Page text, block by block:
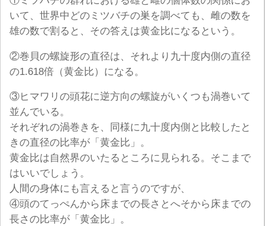
いて、世界中どのミツバチの巣を調べても、雌の数を
雄の数で割ると、その答えは黄金比になるという。
②巻貝の螺旋形の直径は、それより九十度内側の直径
の1.618倍（黄金比）になる。
③ヒマワリの頭花に逆方向の螺旋がいくつも渦巻いて
並んでいる。
それぞれの渦巻きを、同様に九十度内側と比較したと
きの直径の比率が「黄金比」。
黄金比は自然界のいたるところに見られる。そこまで
はいいでしょう。
人間の身体にも言えると言うのですが、
④頭のてっぺんから床までの長さとへそから床までの
長さの比率が「黄金比」。